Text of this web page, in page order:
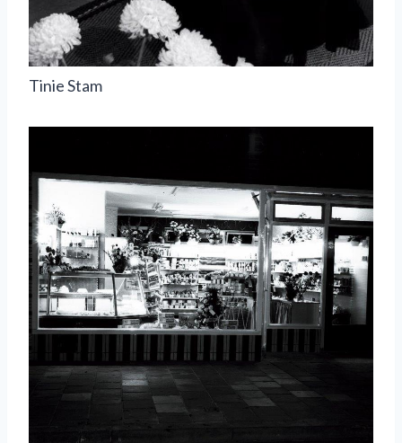
Tinie Stam